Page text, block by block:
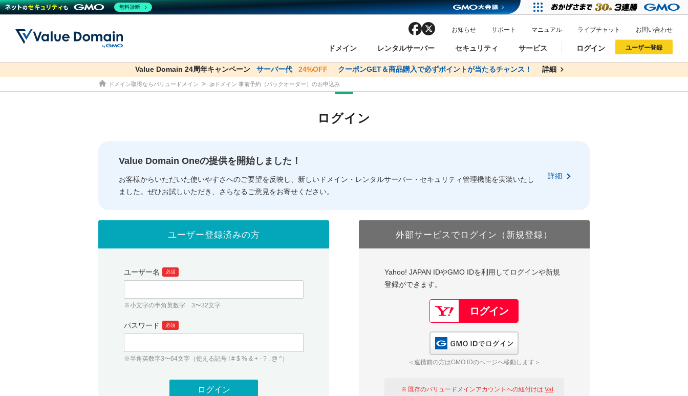
ドメイン
ドメイン ドメイン検索
ドメイン一括検索
人気ドメインの種類 WHOIS検索
レンタルサーバー
レンタルサーバー コアサーバー
セキュリティ
セキュリティ Value Domain ネットde診断
サービス
サービス お得意様割引
バリュードメインAPI
facebook お知らせ サポート マニュアル ライブチャット お問い合わせ
ログイン
従来のバリュードメインをご利用希望の方 おすすめ One レンタルサーバーを含む最新の機能を使う方
以下でもログイン可能
ユーザー登録
従来のバリュードメインをご利用希望の方 おすすめ One レンタルサーバーを含む最新の機能を使う方
以下でも登録可能
Value Domain 24周年キャンペーン サーバー代 24%OFF クーポンGET＆商品購入で必ずポイントが当たるチャンス！ 詳細
co.jpドメイン✕コアサーバーV2ビジネス応援キャンペーン サーバー料金1年間無料 詳細
ドメイン取得ならバリュードメイン .jpドメイン 事前予約（バックオーダー）のお申込み
ログイン
Value Domain Oneの提供を開始しました！
お客様からいただいた使いやすさへのご要望を反映し、新しいドメイン・レンタルサーバー・セキュリティ管理機能を実装いたし
ました。ぜひお試しいただき、さらなるご意見をお寄せください。
詳細
ユーザー登録済みの方
ユーザー名 必須
※小文字の半角英数字 3〜32文字
パスワード 必須
※半角英数字3〜64文字（使える記号 ! # $ % & + - ? . @ ^）
外部サービスでログイン（新規登録）
Yahoo! JAPAN IDやGMO IDを利用してログインや新規
登録ができます。
＜連携前の方はGMO IDのページへ移動します＞
既存のバリュードメインアカウントへの紐付けはVal
無料診断